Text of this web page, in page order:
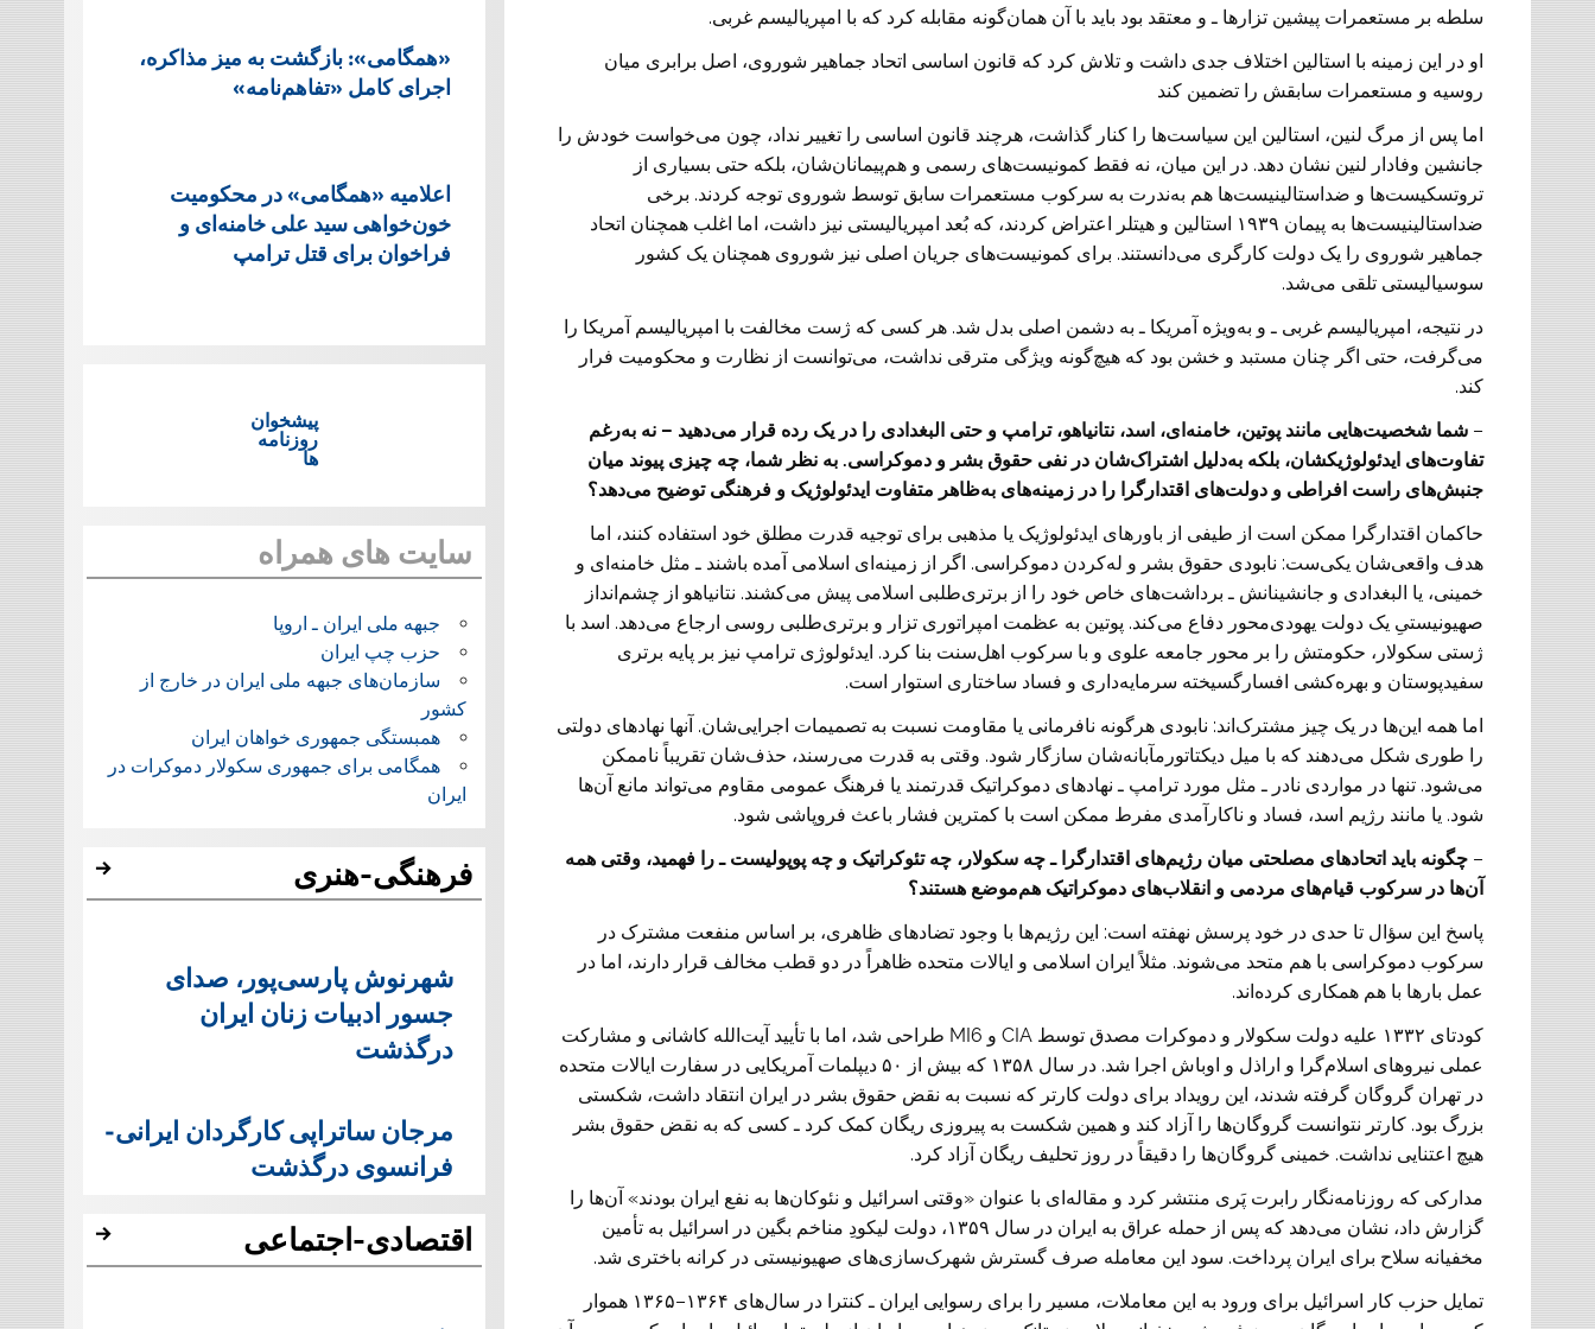
سلطه بر مستعمرات پیشین تزارها ـ و معتقد بود باید با آن همان‌گونه مقابله کرد که با امپریالیسم غربی.
او در این زمینه با استالین اختلاف جدی داشت و تلاش کرد که قانون اساسی اتحاد جماهیر شوروی، اصل برابری میان
روسیه و مستعمرات سابقش را تضمین کند
اما پس از مرگ لنین، استالین این سیاست‌ها را کنار گذاشت، هرچند قانون اساسی را تغییر نداد، چون می‌خواست خودش را
جانشین وفادار لنین نشان دهد. در این میان، نه فقط کمونیست‌های رسمی و هم‌پیمانان‌شان، بلکه حتی بسیاری از
تروتسکیست‌ها و ضد‌استالینیست‌ها هم به‌ندرت به سرکوب مستعمرات سابق توسط شوروی توجه کردند. برخی
ضد‌استالینیست‌ها به پیمان ۱۹۳۹ استالین و هیتلر اعتراض کردند، که بُعد امپریالیستی نیز داشت، اما اغلب همچنان اتحاد
جماهیر شوروی را یک دولت کارگری می‌دانستند. برای کمونیست‌های جریان اصلی نیز شوروی همچنان یک کشور
سوسیالیستی تلقی می‌شد.
در نتیجه، امپریالیسم غربی ـ و به‌ویژه آمریکا ـ به دشمن اصلی بدل شد. هر کسی که ژست مخالفت با امپریالیسم آمریکا را
می‌گرفت، حتی اگر چنان مستبد و خشن بود که هیچ‌گونه ویژگی مترقی نداشت، می‌توانست از نظارت و محکومیت فرار
کند.
– شما شخصیت‌هایی مانند پوتین، خامنه‌ای، اسد، نتانیاهو، ترامپ و حتی البغدادی را در یک رده قرار می‌دهید – نه به‌رغم
تفاوت‌های ایدئولوژیکشان، بلکه به‌دلیل اشتراک‌شان در نفی حقوق بشر و دموکراسی. به نظر شما، چه چیزی پیوند میان
جنبش‌های راست افراطی و دولت‌های اقتدارگرا را در زمینه‌های به‌ظاهر متفاوت ایدئولوژیک و فرهنگی توضیح می‌دهد؟
حاکمان اقتدارگرا ممکن است از طیفی از باورهای ایدئولوژیک یا مذهبی برای توجیه قدرت مطلق خود استفاده کنند، اما
هدف واقعی‌شان یکی‌ست: نابودی حقوق بشر و له‌کردن دموکراسی. اگر از زمینه‌ای اسلامی آمده باشند ـ مثل خامنه‌ای و
خمینی، یا البغدادی و جانشینانش ـ برداشت‌های خاص خود را از برتری‌طلبی اسلامی پیش می‌کشند. نتانیاهو از چشم‌انداز
صهیونیستیِ یک دولت یهودی‌محور دفاع می‌کند. پوتین به عظمت امپراتوری تزار و برتری‌طلبی روسی ارجاع می‌دهد. اسد با
ژستی سکولار، حکومتش را بر محور جامعه علوی و با سرکوب اهل‌سنت بنا کرد. ایدئولوژی ترامپ نیز بر پایه برتری
سفیدپوستان و بهره‌کشی افسارگسیخته سرمایه‌داری و فساد ساختاری استوار است.
اما همه این‌ها در یک چیز مشترک‌اند: نابودی هرگونه نافرمانی یا مقاومت نسبت به تصمیمات اجرایی‌شان. آنها نهادهای دولتی
را طوری شکل می‌دهند که با میل دیکتاتورمآبانه‌شان سازگار شود. وقتی به قدرت می‌رسند، حذف‌شان تقریباً ناممکن
می‌شود. تنها در مواردی نادر ـ مثل مورد ترامپ ـ نهادهای دموکراتیک قدرتمند یا فرهنگ عمومی مقاوم می‌تواند مانع آن‌ها
شود. یا مانند رژیم اسد، فساد و ناکارآمدی مفرط ممکن است با کمترین فشار باعث فروپاشی شود.
– چگونه باید اتحادهای مصلحتی میان رژیم‌های اقتدارگرا ـ چه سکولار، چه تئوکراتیک و چه پوپولیست ـ را فهمید، وقتی همه
آن‌ها در سرکوب قیام‌های مردمی و انقلاب‌های دموکراتیک هم‌موضع هستند؟
پاسخ این سؤال تا حدی در خود پرسش نهفته است: این رژیم‌ها با وجود تضادهای ظاهری، بر اساس منفعت مشترک در
سرکوب دموکراسی با هم متحد می‌شوند. مثلاً ایران اسلامی و ایالات متحده ظاهراً در دو قطب مخالف قرار دارند، اما در
عمل بارها با هم همکاری کرده‌اند.
کودتای ۱۳۳۲ علیه دولت سکولار و دموکرات مصدق توسط CIA و MI6 طراحی شد، اما با تأیید آیت‌الله کاشانی و مشارکت
عملی نیروهای اسلام‌گرا و اراذل و اوباش اجرا شد. در سال ۱۳۵۸ که بیش از ۵۰ دیپلمات آمریکایی در سفارت ایالات متحده
در تهران گروگان گرفته شدند، این رویداد برای دولت کارتر که نسبت به نقض حقوق بشر در ایران انتقاد داشت، شکستی
بزرگ بود. کارتر نتوانست گروگان‌ها را آزاد کند و همین شکست به پیروزی ریگان کمک کرد ـ کسی که به نقض حقوق بشر
هیچ اعتنایی نداشت. خمینی گروگان‌ها را دقیقاً در روز تحلیف ریگان آزاد کرد.
مدارکی که روزنامه‌نگار رابرت پَری منتشر کرد و مقاله‌ای با عنوان «وقتی اسرائیل و نئوکان‌ها به نفع ایران بودند» آن‌ها را
گزارش داد، نشان می‌دهد که پس از حمله عراق به ایران در سال ۱۳۵۹، دولت لیکودِ مناخم بگین در اسرائیل به تأمین
مخفیانه سلاح برای ایران پرداخت. سود این معامله صرف گسترش شهرک‌سازی‌های صهیونیستی در کرانه باختری شد.
تمایل حزب کار اسرائیل برای ورود به این معاملات، مسیر را برای رسوایی ایران ـ کنترا در سال‌های ۱۳۶۴–۱۳۶۵ هموار
«همگامی»: بازگشت به میز مذاکره،
اجرای کامل «تفاهم‌نامه»
اعلامیه «همگامی» در محکومیت
خون‌خواهی سید علی خامنه‌ای و
فراخوان برای قتل ترامپ
پیشخوان
روزنامه
ها
سایت های همراه
جبهه ملی ایران ـ اروپا
حزب چپ ایران
سازمان‌های جبهه ملی ایران در خارج از
کشور
همبستگی جمهوری خواهان ایران
همگامی برای جمهوری سکولار دموکرات در
ایران
فرهنگی-هنری
شهرنوش پارسی‌پور، صدای
جسور ادبیات زنان ایران
درگذشت
مرجان ساتراپی کارگردان ایرانی-
فرانسوی درگذشت
اقتصادی-اجتماعی